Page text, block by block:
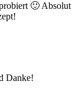
🙂 Absolut
Danke!